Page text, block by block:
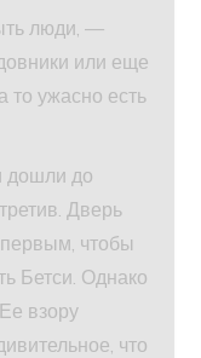
люди, —
или еще
ужасно есть
дошли до
Дверь
чтобы
Бетси. Однако
взору
что